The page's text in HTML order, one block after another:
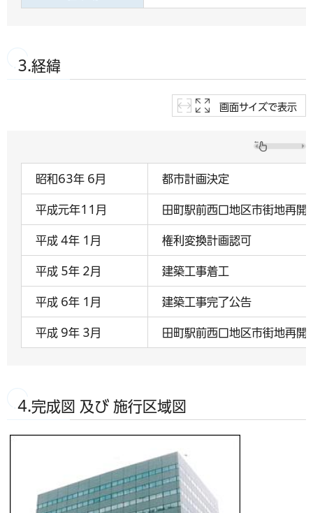
3.経緯
画面サイズで表示
昭和63年 6月 都市計画決定
平成元年11月 田町駅前西口地区市街地再開
平成 4年 1月 権利変換計画認可
平成 5年 2月 建築工事着工
平成 6年 1月 建築工事完了公告
平成 9年 3月 田町駅前西口地区市街地再開
4.完成図 及び 施行区域図